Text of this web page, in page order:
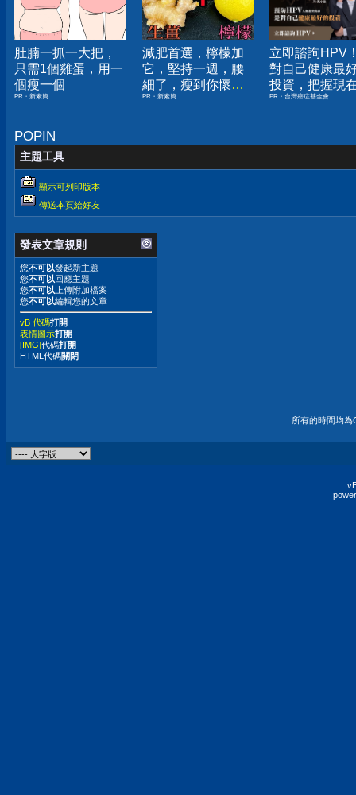
肚腩一抓一大把，
只需1個雞蛋，用一
個瘦一個
PR・新素簡
減肥首選，檸檬加
它，堅持一週，腰
細了，瘦到你懷疑
人生
PR・新素簡
立即諮詢HPV
對自己健康最
投資，把握現
嫌晚！
PR・台灣癌症基金會
POPIN
主題工具
顯示可列印版本
傳送本頁給好友
發表文章規則
您不可以發起新主題
您不可以回應主題
您不可以 上傳附加檔案
您不可以編輯您的文章
vB 代碼打開
表情圖示打開
[IMG]代碼打開
HTML代碼關閉
所有的時間均為